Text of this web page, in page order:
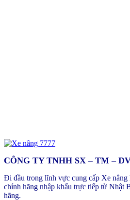
CÔNG TY TNHH SX – TM –
Đi đầu trong lĩnh vực cung cấp Xe nâng
chính hãng nhập khẩu trực tiếp từ Nhật
hãng.